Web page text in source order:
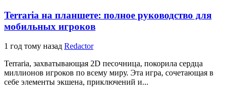
Terraria на планшете: полное руководство для
мобильных игроков
1 год тому назад Redactor
Terraria, захватывающая 2D песочница, покорила сердца
миллионов игроков по всему миру. Эта игра, сочетающая в
себе элементы экшена, приключений и...